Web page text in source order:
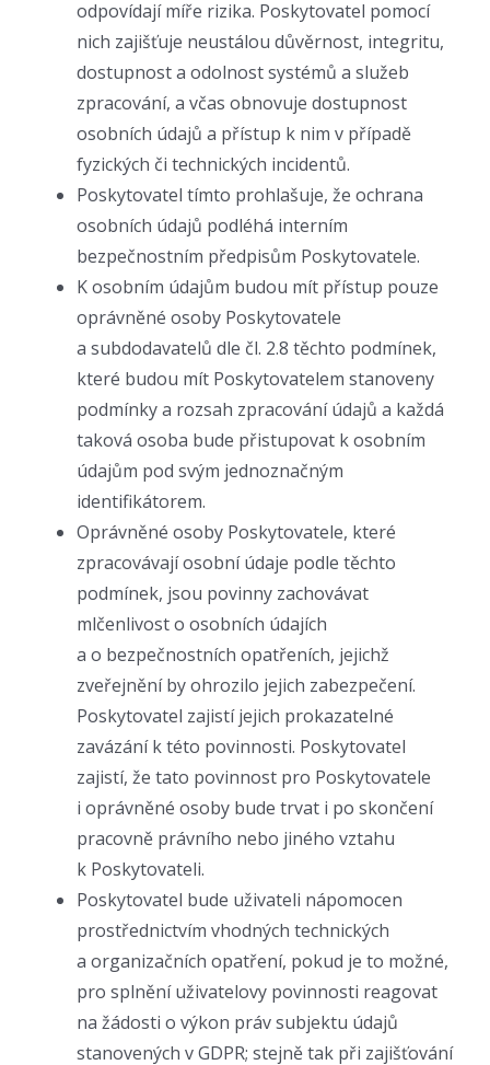
odpovídají míře rizika. Poskytovatel pomocí
nich zajišťuje neustálou důvěrnost, integritu,
dostupnost a odolnost systémů a služeb
zpracování, a včas obnovuje dostupnost
osobních údajů a přístup k nim v případě
fyzických či technických incidentů.
Poskytovatel tímto prohlašuje, že ochrana
osobních údajů podléhá interním
bezpečnostním předpisům Poskytovatele.
K osobním údajům budou mít přístup pouze
oprávněné osoby Poskytovatele
a subdodavatelů dle čl. 2.8 těchto podmínek,
které budou mít Poskytovatelem stanoveny
podmínky a rozsah zpracování údajů a každá
taková osoba bude přistupovat k osobním
údajům pod svým jednoznačným
identifikátorem.
Oprávněné osoby Poskytovatele, které
zpracovávají osobní údaje podle těchto
podmínek, jsou povinny zachovávat
mlčenlivost o osobních údajích
a o bezpečnostních opatřeních, jejichž
zveřejnění by ohrozilo jejich zabezpečení.
Poskytovatel zajistí jejich prokazatelné
zavázání k této povinnosti. Poskytovatel
zajistí, že tato povinnost pro Poskytovatele
i oprávněné osoby bude trvat i po skončení
pracovně právního nebo jiného vztahu
k Poskytovateli.
Poskytovatel bude uživateli nápomocen
prostřednictvím vhodných technických
a organizačních opatření, pokud je to možné,
pro splnění uživatelovy povinnosti reagovat
na žádosti o výkon práv subjektu údajů
stanovených v GDPR; stejně tak při zajišťování